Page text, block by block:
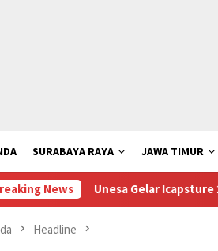
SURABAYA RAYA JAWA TIMUR
News
Gelar Icapsture 2026, Pemkab
Headline